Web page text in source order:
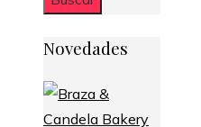
Novedades